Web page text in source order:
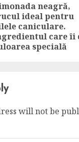
neagră,
ideal pentru
caniculare.
care îi
specială
will not be